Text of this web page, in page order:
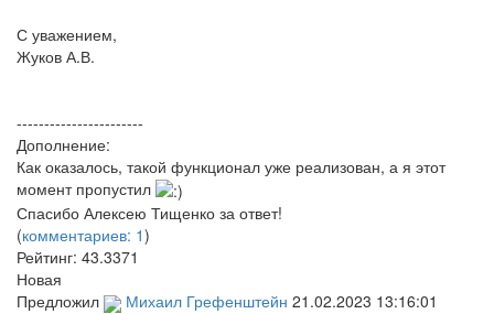
С уважением,
Жуков А.В.
-----------------------
Дополнение:
Как оказалось, такой функционал уже реализован, а я этот
момент пропустил
Спасибо Алексею Тищенко за ответ!
(комментариев: 1)
Рейтинг: 43.3371
Новая
Предложил
Михаил Грефенштейн 21.02.2023 13:16:01